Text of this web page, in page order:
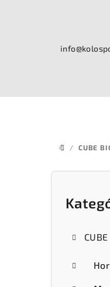
DOMOV
/ CUBE
Preskočiť